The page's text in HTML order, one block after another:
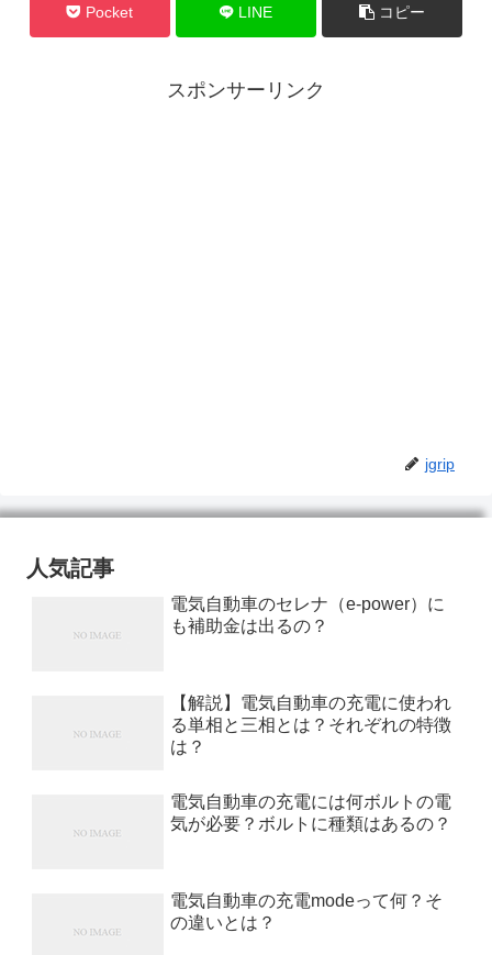
Pocket LINE コピー
スポンサーリンク
jgrip
人気記事
電気自動車のセレナ（e-power）に
も補助金は出るの？
【解説】電気自動車の充電に使われ
る単相と三相とは？それぞれの特徴
は？
電気自動車の充電には何ボルトの電
気が必要？ボルトに種類はあるの？
電気自動車の充電modeって何？そ
の違いとは？